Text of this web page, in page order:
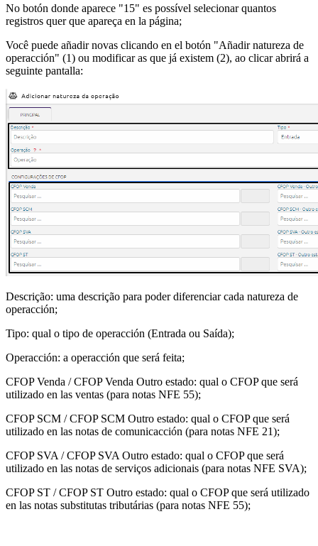
No botón donde aparece "15" es possível selecionar quantos
registros quer que apareça en la página;
Você puede añadir novas clicando en el botón "Añadir natureza de
operacción" (1) ou modificar as que já existem (2), ao clicar abrirá a
seguinte pantalla:
Descrição: uma descrição para poder diferenciar cada natureza de
operacción;
Tipo: qual o tipo de operacción (Entrada ou Saída);
Operacción: a operacción que será feita;
CFOP Venda / CFOP Venda Outro estado: qual o CFOP que será
utilizado en las ventas (para notas NFE 55);
CFOP SCM / CFOP SCM Outro estado: qual o CFOP que será
utilizado en las notas de comunicacción (para notas NFE 21);
CFOP SVA / CFOP SVA Outro estado: qual o CFOP que será
utilizado en las notas de serviços adicionais (para notas NFE SVA);
CFOP ST / CFOP ST Outro estado: qual o CFOP que será utilizado
en las notas substitutas tributárias (para notas NFE 55);